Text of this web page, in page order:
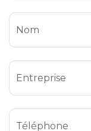
Nom
Entreprise
Téléphone